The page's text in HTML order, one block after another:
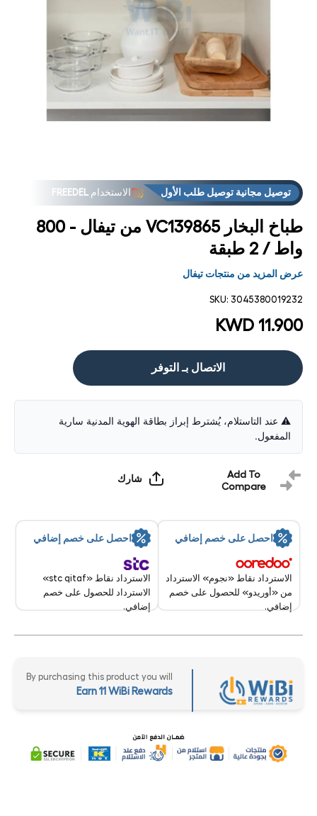
توصيل مجانية توصيل طلب الأول الاستخدام FREEDEL
طباخ البخار VC139865 من تيفال - 800
واط / 2 طبقة
عرض المزيد من منتجات تيفال
SKU: 3045380019232
KWD 11.900
الاتصال بـ التوفر
⚠️ عند التاستلام، يُشترط إبراز بطاقة الهوية المدنية سارية
المفعول.
Add To
Compare
شارك
احصل على خصم إضافي
الاسترداد نقاط «نجوم» الاسترداد
من «أوريدو» للحصول على خصم
إضافي.
احصل على خصم إضافي
الاسترداد نقاط «stc qitaf»
الاسترداد للحصول على خصم
إضافي.
By purchasing this product you will
Earn 11 WiBi Rewards